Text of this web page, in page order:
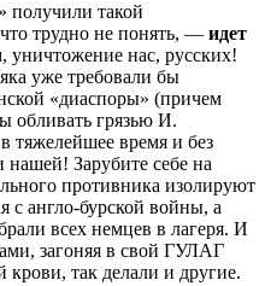
получили такой
трудно не понять, — идет
уничтожение нас, русских!
уже требовали бы
«диаспоры» (причем
обливать грязью И.
тяжелейшее время и без
Зарубите себе на
противника изолируют
с англо-бурской войны, а
всех немцев в лагеря. И
загоняя в свой ГУЛАГ
крови, так делали и другие.